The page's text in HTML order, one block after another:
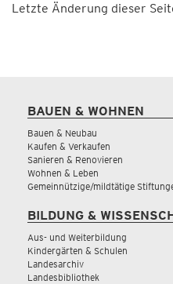
Letzte Änderung dieser
BAUEN & WOHNEN
Bauen & Neubau
Kaufen & Verkaufen
Sanieren & Renovieren
Wohnen & Leben
Gemeinnützige/mildtätige
BILDUNG &
Aus- und Weiterbildung
Kindergärten & Schulen
Landesarchiv
Landesbibliothek